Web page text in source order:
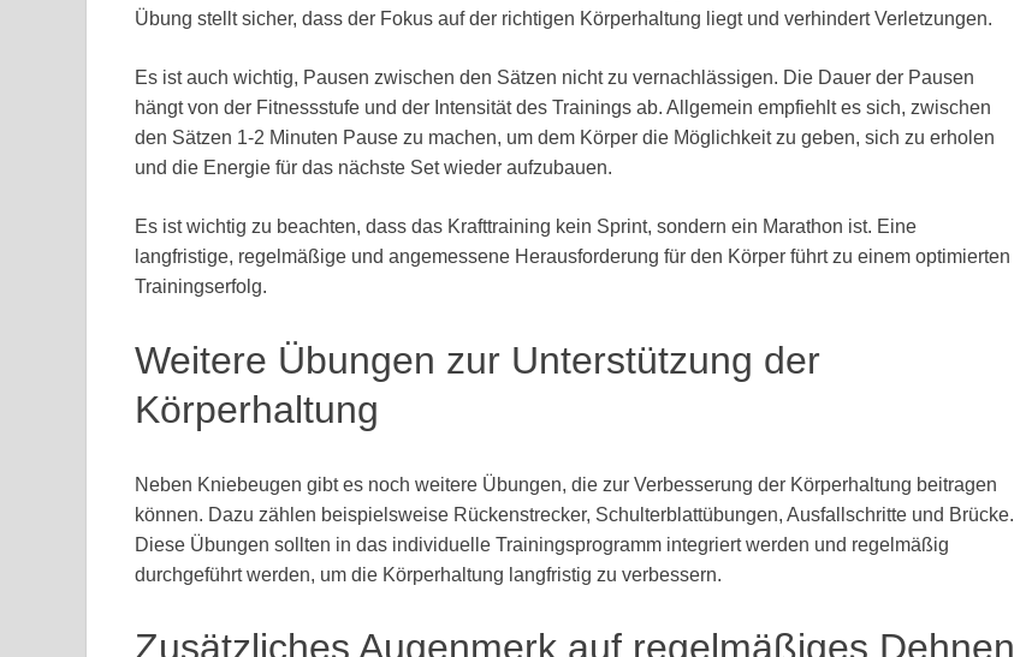
Übung stellt sicher, dass der Fokus auf der richtigen Körperhaltung liegt und verhindert Verletzungen.
Es ist auch wichtig, Pausen zwischen den Sätzen nicht zu vernachlässigen. Die Dauer der Pausen
hängt von der Fitnessstufe und der Intensität des Trainings ab. Allgemein empfiehlt es sich, zwischen
den Sätzen 1-2 Minuten Pause zu machen, um dem Körper die Möglichkeit zu geben, sich zu erholen
und die Energie für das nächste Set wieder aufzubauen.
Es ist wichtig zu beachten, dass das Krafttraining kein Sprint, sondern ein Marathon ist. Eine
langfristige, regelmäßige und angemessene Herausforderung für den Körper führt zu einem optimierten
Trainingserfolg.
Weitere Übungen zur Unterstützung der
Körperhaltung
Neben Kniebeugen gibt es noch weitere Übungen, die zur Verbesserung der Körperhaltung beitragen
können. Dazu zählen beispielsweise Rückenstrecker, Schulterblattübungen, Ausfallschritte und Brücke.
Diese Übungen sollten in das individuelle Trainingsprogramm integriert werden und regelmäßig
durchgeführt werden, um die Körperhaltung langfristig zu verbessern.
Zusätzliches Augenmerk auf regelmäßiges Dehnen